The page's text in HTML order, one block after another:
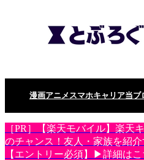
漫画アニメ スマホキャリア当ブ
［PR］【楽天モバイル】楽天
のチャンス！友人・家族を紹
【エントリー必須】▶詳細は